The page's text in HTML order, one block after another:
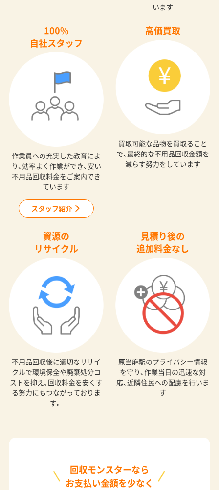
います
100%
自社スタッフ
作業員への充実した教育によ
り、効率よく作業ができ、安い
不用品回収料金をご案内でき
ています
スタッフ紹介
高価買取
買取可能な品物を買取ること
で、最終的な不用品回収金額を
減らす努力をしています
資源の
リサイクル
不用品回収後に適切なリサイ
クルで環境保全や廃棄処分コ
ストを抑え、回収料金を安くす
る努力にもつながっておりま
す。
見積り後の
追加料金なし
原当麻駅のプライバシー情報
を守り、作業当日の迅速な対
応、近隣住民への配慮を行いま
す
回収モンスターなら
お支払い金額を少なく